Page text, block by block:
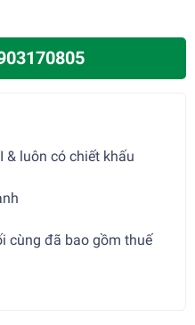
& luôn có chiết khấu
cùng đã bao gồm thuế